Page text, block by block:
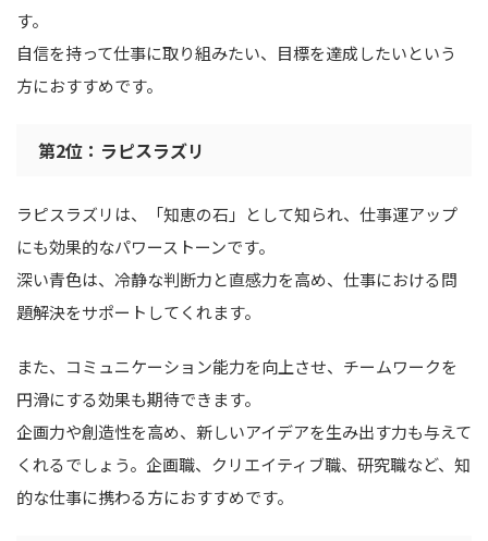
す。
自信を持って仕事に取り組みたい、目標を達成したいという
方におすすめです。
第2位：ラピスラズリ
ラピスラズリは、「知恵の石」として知られ、仕事運アップ
にも効果的なパワーストーンです。
深い青色は、冷静な判断力と直感力を高め、仕事における問
題解決をサポートしてくれます。
また、コミュニケーション能力を向上させ、チームワークを
円滑にする効果も期待できます。
企画力や創造性を高め、新しいアイデアを生み出す力も与えて
くれるでしょう。企画職、クリエイティブ職、研究職など、知
的な仕事に携わる方におすすめです。